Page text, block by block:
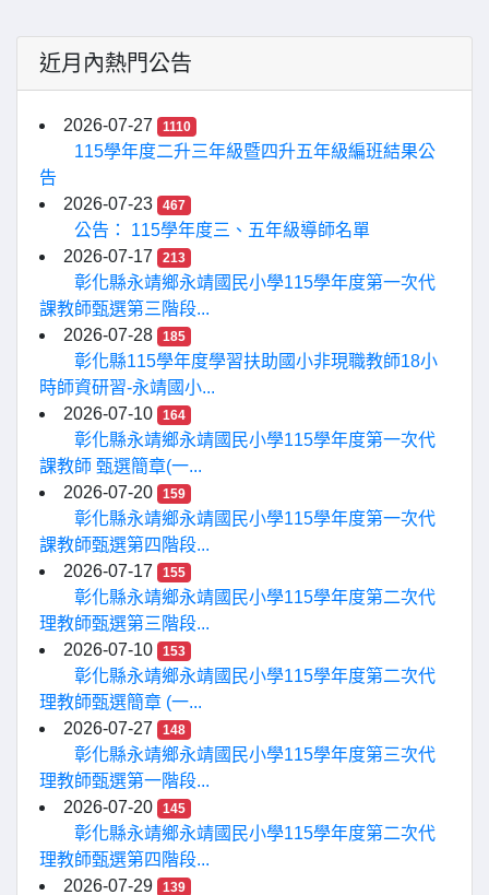
近月內熱門公告
2026-07-27 1110
115學年度二升三年級暨四升五年級編班結果公
告
2026-07-23
467
公告： 115學年度三、五年級導師名單
2026-07-17
213
彰化縣永靖鄉永靖國民小學115學年度第一次代
課教師甄選第三階段...
2026-07-28
185
彰化縣115學年度學習扶助國小非現職教師18小
時師資研習-永靖國小...
2026-07-10
164
彰化縣永靖鄉永靖國民小學115學年度第一次代
課教師 甄選簡章(一...
2026-07-20
159
彰化縣永靖鄉永靖國民小學115學年度第一次代
課教師甄選第四階段...
2026-07-17
155
彰化縣永靖鄉永靖國民小學115學年度第二次代
理教師甄選第三階段...
2026-07-10
153
彰化縣永靖鄉永靖國民小學115學年度第二次代
理教師甄選簡章 (一...
2026-07-27
148
彰化縣永靖鄉永靖國民小學115學年度第三次代
理教師甄選第一階段...
2026-07-20
145
彰化縣永靖鄉永靖國民小學115學年度第二次代
理教師甄選第四階段...
2026-07-29
139